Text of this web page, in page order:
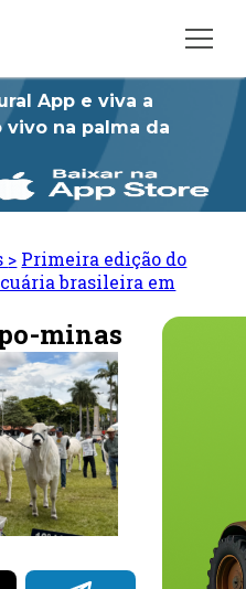
App e viva a
na palma da
> Primeira edição do
brasileira em
minas